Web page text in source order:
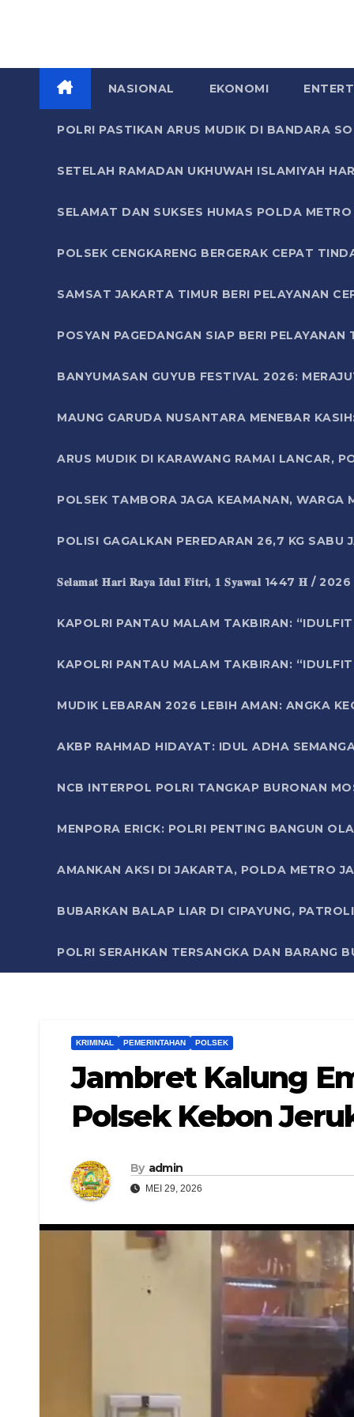
NASIONAL EKONOMI
POLRI PASTIKAN ARUS MUDIK DI BANDARA
SETELAH RAMADAN UKHUWAH ISLAMIYAH
SELAMAT DAN SUKSES HUMAS POLDA
POLSEK CENGKARENG BERGERAK CEPAT
SAMSAT JAKARTA TIMUR BERI PELAYANAN
POSYAN PAGEDANGAN SIAP BERI
BANYUMASAN GUYUB FESTIVAL 2026:
MAUNG GARUDA NUSANTARA MENEBAR
ARUS MUDIK DI KARAWANG RAMAI LANCAR,
POLSEK TAMBORA JAGA KEAMANAN, WARGA
POLISI GAGALKAN PEREDARAN 26,7 KG
𝐒𝐞𝐥𝐚𝐦𝐚𝐭 𝐇𝐚𝐫𝐢 𝐑𝐚𝐲𝐚 𝐈𝐝𝐮𝐥 𝐅𝐢𝐭𝐫𝐢, 𝟏 𝐒𝐲𝐚𝐰𝐚𝐥 1447 𝐇 /
KAPOLRI PANTAU MALAM TAKBIRAN:
KAPOLRI PANTAU MALAM TAKBIRAN:
MUDIK LEBARAN 2026 LEBIH AMAN: ANGKA
AKBP RAHMAD HIDAYAT: IDUL ADHA
NCB INTERPOL POLRI TANGKAP BURONAN
MENPORA ERICK: POLRI PENTING BANGUN
AMANKAN AKSI DI JAKARTA, POLDA METRO
BUBARKAN BALAP LIAR DI CIPAYUNG,
POLRI SERAHKAN TERSANGKA DAN BARANG
KRIMINAL PEMERINTAHAN POLSEK
Jambret Kalung
Polsek Kebon
By admin
MEI 29, 2026